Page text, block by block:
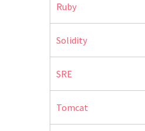
Ruby
Solidity
SRE
Tomcat